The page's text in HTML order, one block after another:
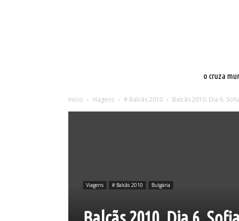
o cruza
Início Viagens # Balcãs 2010 Balcãs 2010. Dia 6.
Viagens # Balcãs 2010 Bulgária